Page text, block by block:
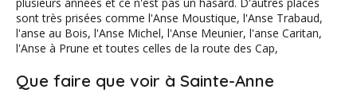
sont très prisées comme l'Anse Moustique, l'Anse Trabaud,
l'anse au Bois, l'Anse Michel, l'Anse Meunier, l'anse Caritan,
l'Anse à Prune et toutes celles de la route des Cap,
Que faire que voir à Sainte-Anne